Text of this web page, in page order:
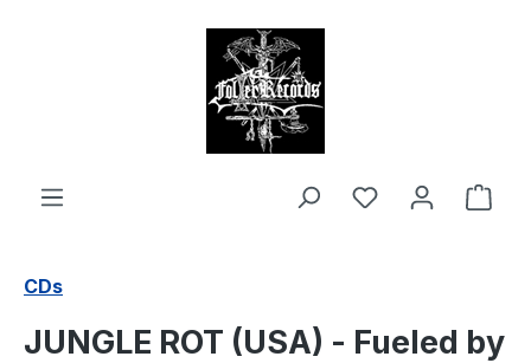
CDs
JUNGLE ROT (USA) - Fueled by